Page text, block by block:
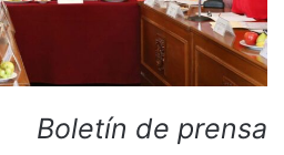
Boletín de prensa